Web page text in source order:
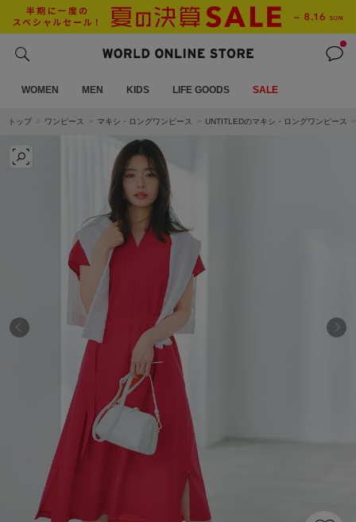
WOMEN MEN KIDS LIFE GOODS SALE
トップ ワンピース マキシ・ロングワンピース UNTITLEDのマキシ・ロングワンピース